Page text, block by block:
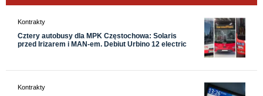
Kontrakty
Cztery autobusy dla MPK Częstochowa: Solaris
przed Irizarem i MAN-em. Debiut Urbino 12 electric
Kontrakty